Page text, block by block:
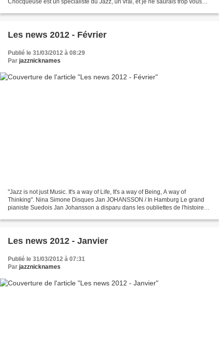
Chocqueuse est un spécialiste du Jazz, un vrai, et je ne saurais trop vous
Les news 2012 - Février
Publié le 31/03/2012 à 08:29
Par jazznicknames
"Jazz is not just Music. It's a way of Life, It's a way of Being, A way of
Thinking". Nina Simone Disques Jan JOHANSSON / In Hamburg Le grand
pianiste Suedois Jan Johansson a disparu dans les oubliettes de l'histoire
Les news 2012 - Janvier
Publié le 31/03/2012 à 07:31
Par jazznicknames